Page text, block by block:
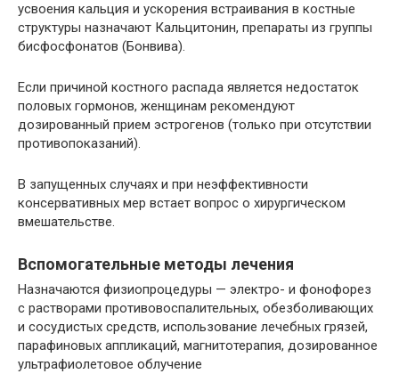
усвоения кальция и ускорения встраивания в костные
структуры назначают Кальцитонин, препараты из группы
бисфосфонатов (Бонвива).
Если причиной костного распада является недостаток
половых гормонов, женщинам рекомендуют
дозированный прием эстрогенов (только при отсутствии
противопоказаний).
В запущенных случаях и при неэффективности
консервативных мер встает вопрос о хирургическом
вмешательстве.
Вспомогательные методы лечения
Назначаются физиопроцедуры — электро- и фонофорез
с растворами противовоспалительных, обезболивающих
и сосудистых средств, использование лечебных грязей,
парафиновых аппликаций, магнитотерапия, дозированное
ультрафиолетовое облучение